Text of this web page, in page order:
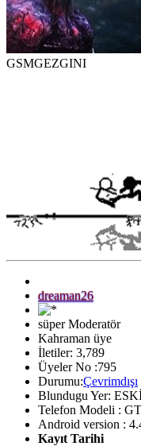
GSMGEZGINI
dreaman26
süper Moderatör
Kahraman üye
İletiler: 3,789
Üyeler No :795
Durumu:Çevrimdışı
Blundugu Yer:
Telefon Modeli :
Android version :
Kayıt Tarihi